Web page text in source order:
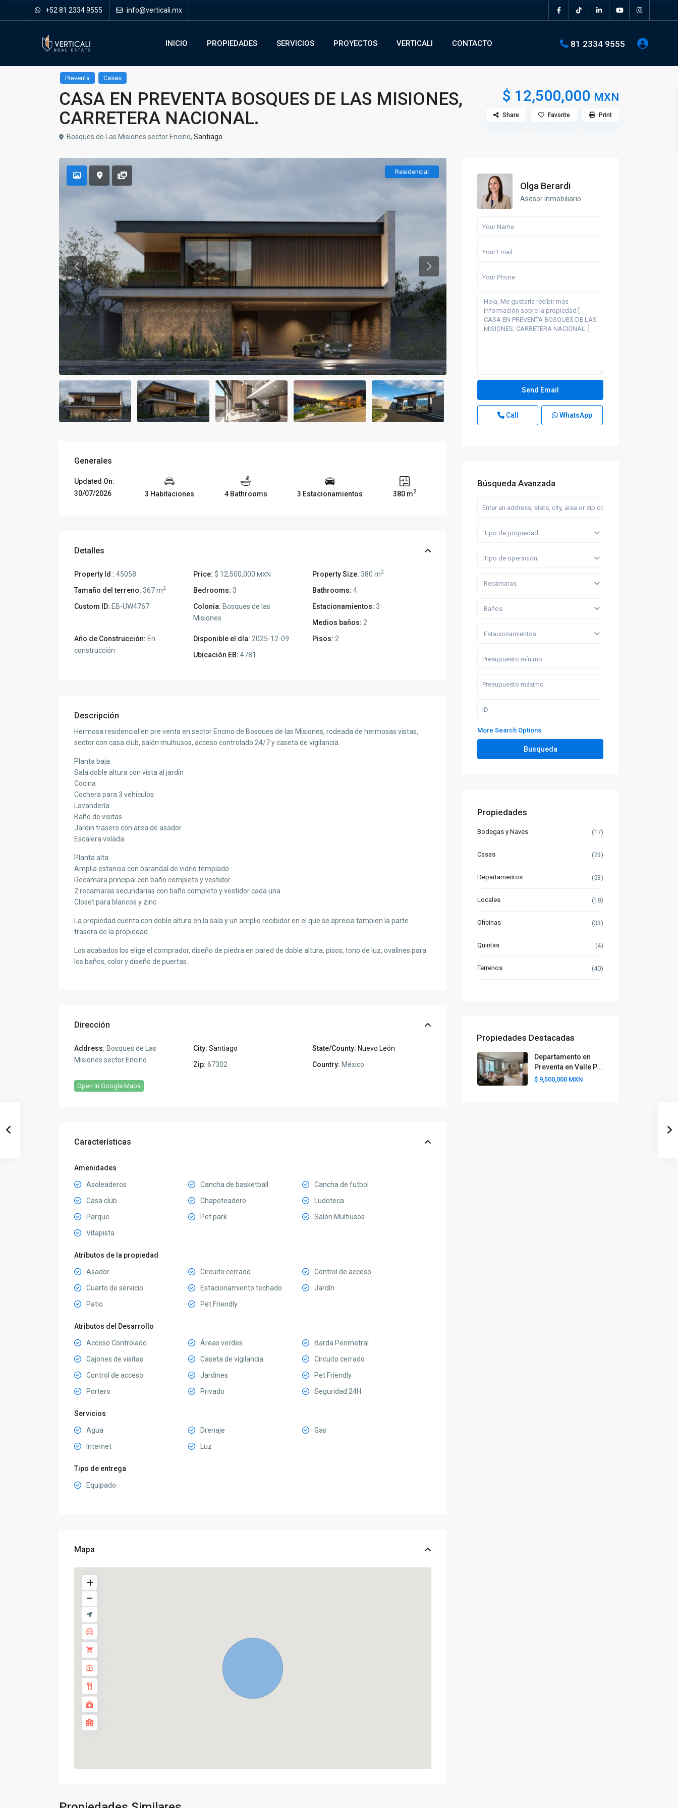
+52 81 2334 9555 info@verticali.mx
INICIO PROPIEDADES SERVICIOS PROYECTOS VERTICALI CONTACTO 81 2334 9555
Preventa Casas
CASA EN PREVENTA BOSQUES DE LAS MISIONES,
CARRETERA NACIONAL.
$ 12,500,000 MXN
Bosques de Las Misiones sector Encino, Santiago
Share Favorite Print
Residencial
Generales
Updated On:
30/07/2026
3 Habitaciones 4 Bathrooms 3 Estacionamientos 380 m2
Detalles
Property Id : 45058 Price: $ 12,500,000 MXN Property Size: 380 m2
Tamaño del terreno: 367 m2 Bedrooms: 3 Bathrooms: 4
Custom ID: EB-UW4767 Colonia: Bosques de las
Misiones
Estacionamientos: 3
Medios baños: 2
Año de Construcción: En
construcción
Disponible el día: 2025-12-09 Pisos: 2
Ubicación EB: 4781
Descripción
Hermosa residencial en pre venta en sector Encino de Bosques de las Misiones, rodeada de hermosas vistas,
sector con casa club, salón multiusos, acceso controlado 24/7 y caseta de vigilancia.
Planta baja:
Sala doble altura con vista al jardín
Cocina
Cochera para 3 vehiculos
Lavandería
Baño de visitas
Jardin trasero con area de asador
Escalera volada
Planta alta:
Amplia estancia con barandal de vidrio templado
Recamara principal con baño completo y vestidor
2 recamaras secundarias con baño completo y vestidor cada una
Closet para blancos y zinc
La propiedad cuenta con doble altura en la sala y un amplio recibidor en el que se aprecia tambien la parte
trasera de la propiedad.
Los acabados los elige el comprador, diseño de piedra en pared de doble altura, pisos, tono de luz, ovalines para
los baños, color y diseño de puertas.
Dirección
Address: Bosques de Las
Misiones sector Encino
City: Santiago State/County: Nuevo León
Zip: 67302 Country: México
Open In Google Maps
Características
Amenidades
Asoleaderos Cancha de basketball
Cancha de futbol
Casa club
Chapoteadero
Ludoteca
Parque
Pet park
Salón Multiusos
Vitapista
Atributos de la propiedad
Asador Circuito cerrado
Control de acceso
Cuarto de servicio
Estacionamiento techado
Jardín
Patio
Pet Friendly
Atributos del Desarrollo
Acceso Controlado Áreas verdes
Barda Perimetral
Cajones de visitas
Caseta de vigilancia
Circuito cerrado
Control de acceso
Jardines
Pet Friendly
Portero
Privado Seguridad 24H
Servicios
Agua Drenaje
Gas
Internet
Luz
Tipo de entrega
Equipado
Mapa
Olga Berardi
Asesor Inmobiliario
Call WhatsApp
Búsqueda Avanzada
Tipo de propiedad
Tipo de operación
Recámaras
Baños
Estacionamientos
More Search Options
Busqueda
Propiedades
Bodegas y Naves (17)
Casas (73)
Departamentos (53)
Locales (18)
Oficinas (33)
Quintas (4)
Terrenos (40)
Propiedades Destacadas
Departamento en
Preventa en Valle P...
$ 9,500,000 MXN